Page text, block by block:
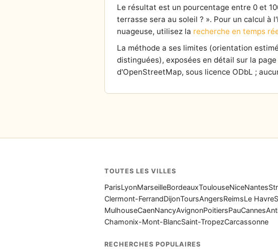
Le résultat est un pourcentage entre 0 et
terrasse sera au soleil ? ». Pour un calcul
nuageuse, utilisez la recherche en temps
La méthode a ses limites (orientation
distinguées), exposées en détail sur la page
d'OpenStreetMap, sous licence ODbL ;
TOUTES LES VILLES
ParisLyonMarseilleBordeauxToulouseNiceNantes
Clermont-FerrandDijonToursAngersReimsLe Havre
MulhouseCaenNancyAvignonPoitiersPauCannes
Chamonix-Mont-BlancSaint-TropezCarcassonne
RECHERCHES POPULAIRES